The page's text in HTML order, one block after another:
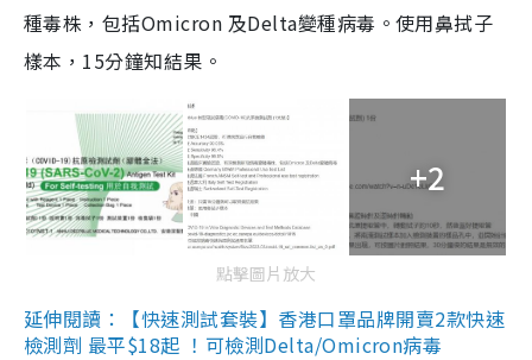
種毒株，包括Omicron 及Delta變種病毒。使用鼻拭子
樣本，15分鐘知結果。
+2
點擊圖片放大
延伸閱讀：【快速測試套裝】香港口罩品牌開賣2款快速
檢測劑 最平$18起 ！可檢測Delta/Omicron病毒